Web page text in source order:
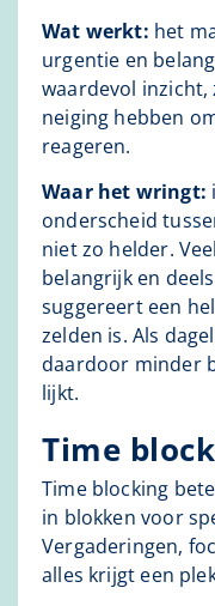
Wat werkt: het
urgentie en
waardevol inzicht,
neiging hebben
reageren.
Waar het wringt:
onderscheid
niet zo helder.
belangrijk en
suggereert een
zelden is. Als
daardoor minder
lijkt.
Time
Time blocking
in blokken voor
Vergaderingen,
alles krijgt een